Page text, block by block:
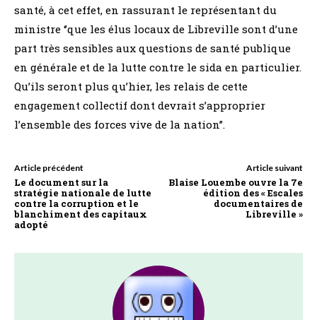
santé, à cet effet, en rassurant le représentant du
ministre ‘’que les élus locaux de Libreville sont d’une
part très sensibles aux questions de santé publique
en générale et de la lutte contre le sida en particulier.
Qu’ils seront plus qu’hier, les relais de cette
engagement collectif dont devrait s’approprier
l’ensemble des forces vive de la nation’’.
Article précédent
Le document sur la
stratégie nationale de lutte
contre la corruption et le
blanchiment des capitaux
adopté
Article suivant
Blaise Louembe ouvre la 7e
édition des « Escales
documentaires de
Libreville »